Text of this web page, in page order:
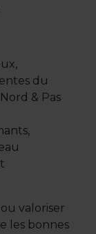
du
& Pas
valoriser
les bonnes